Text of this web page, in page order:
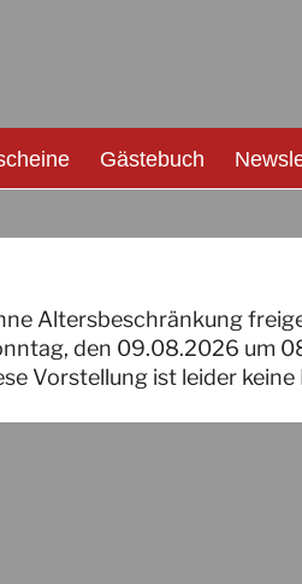
Gästebuch
Altersbeschränkung
den 09.08.2026 um
Vorstellung ist leider